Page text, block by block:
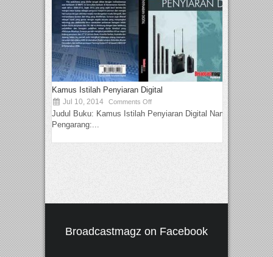
Kamus Istilah Penyiaran Digital
Jul 10, 2014 Comments Off
Judul Buku: Kamus Istilah Penyiaran Digital Nama
Pengarang:...
Broadcastmagz on Facebook